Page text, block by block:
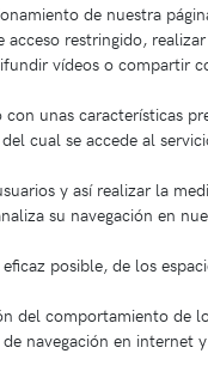
de nuestra
restringido,
vídeos o compartir
unas características
cual se accede al
y así realizar la
su navegación en
posible, de los
del comportamiento de
navegación en internet